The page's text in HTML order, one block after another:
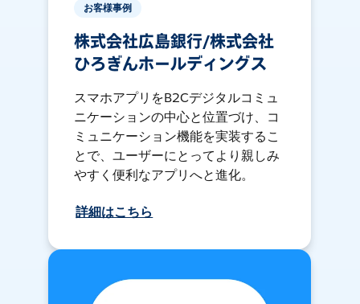
お客様事例
株式会社広島銀行/株式会社
ひろぎんホールディングス
スマホアプリをB2Cデジタルコミュ
ニケーションの中心と位置づけ、コ
ミュニケーション機能を実装するこ
とで、ユーザーにとってより親しみ
やすく便利なアプリへと進化。
詳細はこちら